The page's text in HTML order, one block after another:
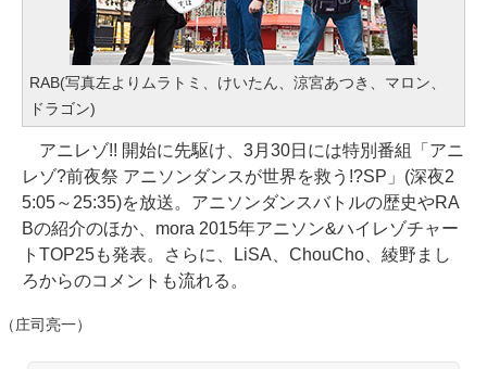
RAB(写真左よりムラトミ、けいたん、涼宮あつき、マロン、
ドラゴン)
アニレゾ!! 開始に先駆け、3月30日には特別番組「アニ
レゾ?前夜祭 アニソンダンスが世界を救う!?SP」(深夜2
5:05～25:35)を放送。アニソンダンスバトルの歴史やRA
Bの紹介のほか、mora 2015年アニソン&ハイレゾチャー
トTOP25も発表。さらに、LiSA、ChouCho、綾野まし
ろからのコメントも流れる。
（庄司亮一）